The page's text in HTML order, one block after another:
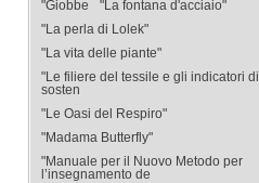
"Giobbe
"La fontana d'acciaio"
"La perla di Lolek"
"La vita delle piante"
"Le filiere del tessile e gli indicatori di
sosten
"Le Oasi del Respiro"
"Madama Butterfly"
"Manuale per il Nuovo Metodo per
l’insegnamento de